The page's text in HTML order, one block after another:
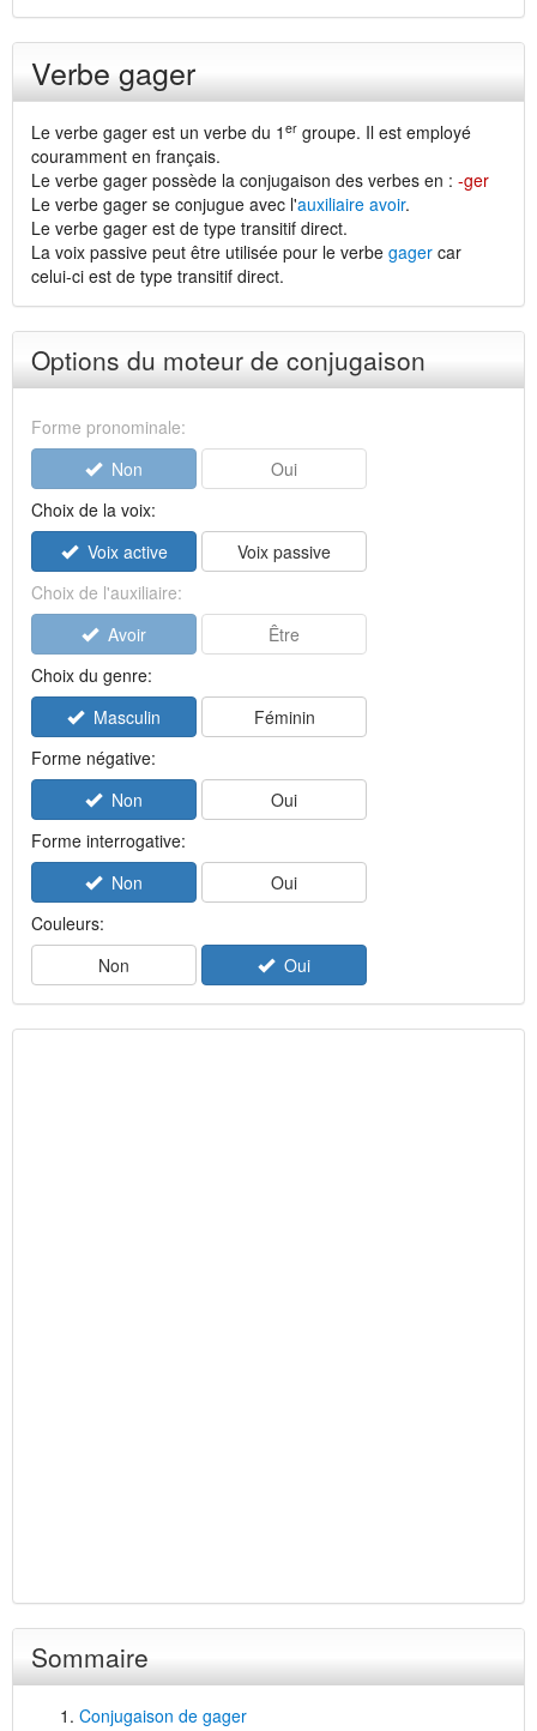
Verbe gager
Le verbe gager est un verbe du 1 er groupe. Il est employé
couramment en français.
Le verbe gager possède la conjugaison des verbes en : -ger
Le verbe gager se conjugue avec l'auxiliaire avoir.
Le verbe gager est de type transitif direct.
La voix passive peut être utilisée pour le verbe gager car
celui-ci est de type transitif direct.
Options du moteur de conjugaison
Forme pronominale:
Non
Oui
Choix de la voix:
Voix active
Voix passive
Choix de l'auxiliaire:
Avoir
Être
Choix du genre:
Masculin
Féminin
Forme négative:
Non
Oui
Forme interrogative:
Non
Oui
Couleurs:
Non
Oui
Sommaire
Conjugaison de gager